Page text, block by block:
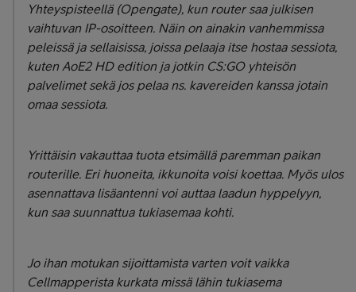
Yhteyspisteellä (Opengate), kun router saa julkisen
vaihtuvan IP-osoitteen. Näin on ainakin vanhemmissa
peleissä ja sellaisissa, joissa pelaaja itse hostaa sessiota,
kuten AoE2 HD edition ja jotkin CS:GO yhteisön
palvelimet sekä jos pelaa ns. kavereiden kanssa jotain
omaa sessiota.
Yrittäisin vakauttaa tuota etsimällä paremman paikan
routerille. Eri huoneita, ikkunoita voisi koettaa. Myös ulos
asennattava lisäantenni voi auttaa laadun hyppelyyn,
kun saa suunnattua tukiasemaa kohti.
Jo ihan motukan sijoittamista varten voit vaikka
Cellmapperista kurkata missä lähin tukiasema